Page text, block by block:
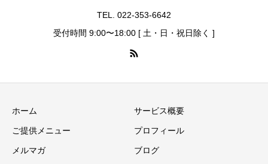
TEL. 022-353-6642
受付時間 9:00〜18:00 [ 土・日・祝日除く ]
ホーム サービス概要
ご提供メニュー プロフィール
メルマガ ブログ